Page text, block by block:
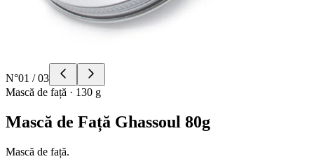
N°01 /03
Mască de față · 130 g
Mască de Față Ghassoul 80g
Mască de față.